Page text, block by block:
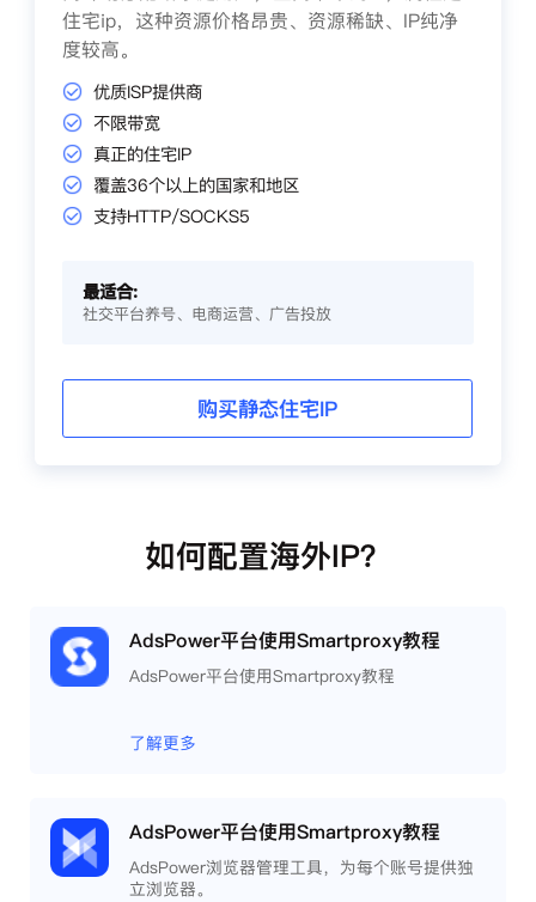
住宅ip，这种资源价格昂贵、资源稀缺、IP纯净
度较高。
优质ISP提供商
不限带宽
真正的住宅IP
覆盖36个以上的国家和地区
支持HTTP/SOCKS5
最适合:
社交平台养号、电商运营、广告投放
购买静态住宅IP
如何配置海外IP？
AdsPower平台使用Smartproxy教程
AdsPower平台使用Smartproxy教程
了解更多
AdsPower平台使用Smartproxy教程
AdsPower浏览器管理工具，为每个账号提供独
立浏览器。